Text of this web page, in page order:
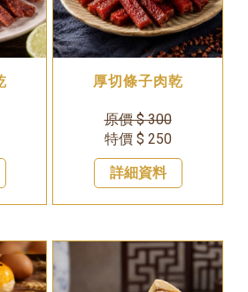
厚切條子肉乾
原價 $ 300
特價 $ 250
詳細資料